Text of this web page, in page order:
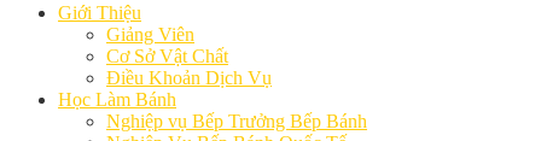
Giới Thiệu
Giảng Viên
Cơ Sở Vật Chất
Điều Khoản Dịch Vụ
Học Làm Bánh
Nghiệp vụ Bếp Trưởng Bếp Bánh